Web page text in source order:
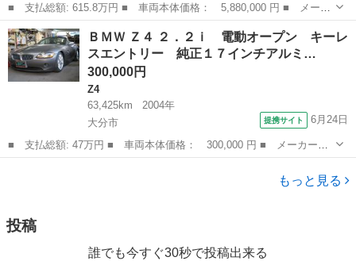
■ 支払総額: 615.8万円 ■ 車両本体価格： 5,880,000 円 ■ メーカ
ー名： ＢＭＷ ■ 車種名： Ｘ３ ■ グレード名： ２０ｄ ｘＤ
ｒｉｖｅ Ｍスポーツ ■ 排気量： 2000cc ■ ドア枚数： 5D...
福岡 福岡市
ＢＭＷ Ｚ４ ２．２ｉ 電動オープン キーレ
スエントリー 純正１７インチアルミ…
300,000円
Z4
63,425km
2004年
大分市
提携サイト 6月24日
■ 支払総額: 47万円 ■ 車両本体価格： 300,000 円 ■ メーカー
名： ＢＭＷ ■ 車種名： Ｚ４ ■ グレード名： ２．２ｉ 電動
オープン キーレスエントリー 純正１７インチアルミホイール Ｃ
もっと見る
投稿
誰でも今すぐ30秒で投稿出来る